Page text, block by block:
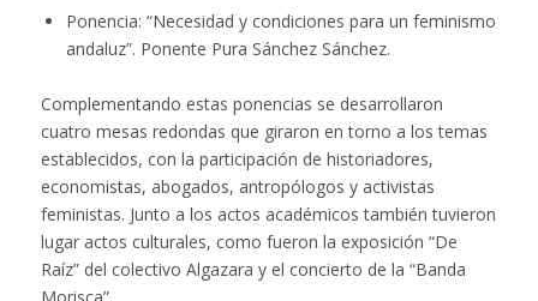
Ponencia: “Necesidad y condiciones para un feminismo
andaluz”. Ponente Pura Sánchez Sánchez.
Complementando estas ponencias se desarrollaron
cuatro mesas redondas que giraron en torno a los temas
establecidos, con la participación de historiadores,
economistas, abogados, antropólogos y activistas
feministas. Junto a los actos académicos también tuvieron
lugar actos culturales, como fueron la exposición “De
Raíz” del colectivo Algazara y el concierto de la “Banda